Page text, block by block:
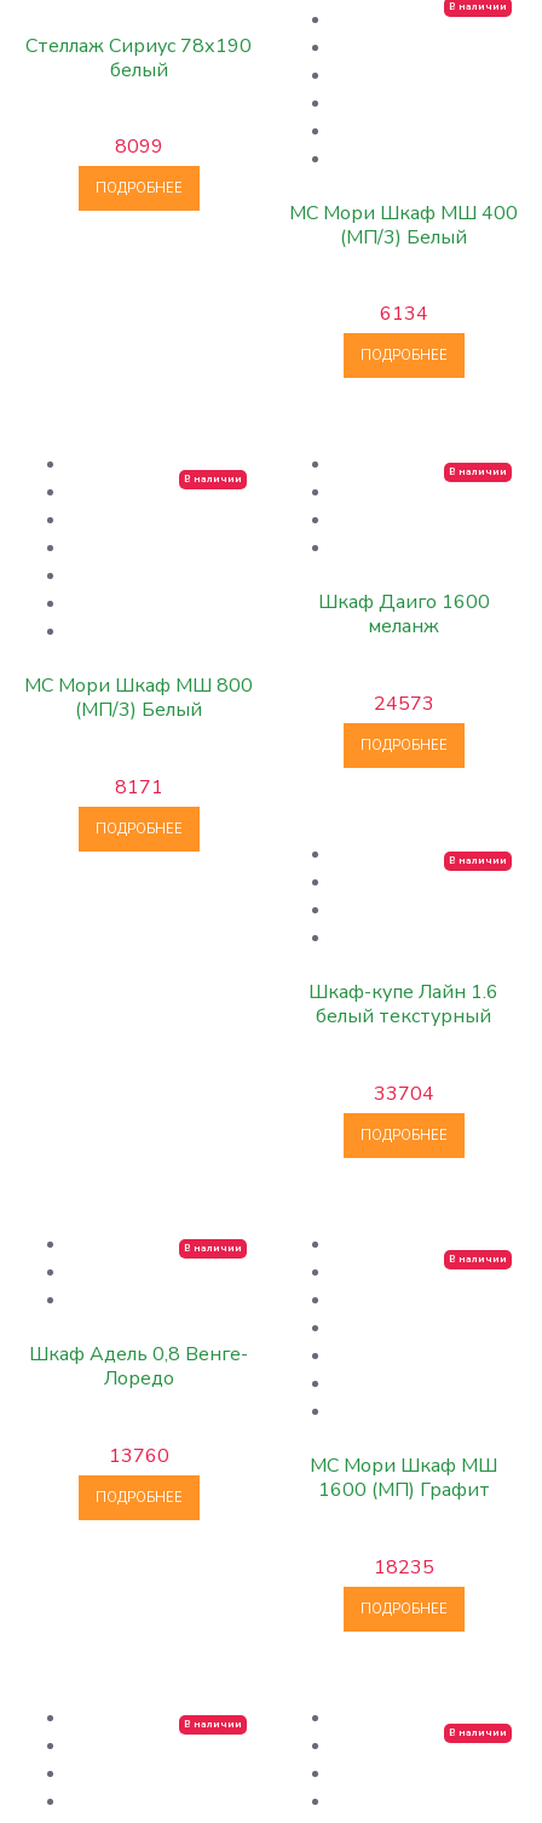
Стеллаж Сириус 78х190
белый
8099
ПОДРОБНЕЕ
В наличии
МС Мори Шкаф МШ 400
(МП/3) Белый
6134
ПОДРОБНЕЕ
В наличии
МС Мори Шкаф МШ 800
(МП/3) Белый
8171
ПОДРОБНЕЕ
В наличии
Шкаф Даиго 1600
меланж
24573
ПОДРОБНЕЕ
В наличии
Шкаф-купе Лайн 1.6
белый текстурный
33704
ПОДРОБНЕЕ
В наличии
Шкаф Адель 0,8 Венге-
Лоредо
13760
ПОДРОБНЕЕ
В наличии
МС Мори Шкаф МШ
1600 (МП) Графит
18235
ПОДРОБНЕЕ
В наличии
В наличии